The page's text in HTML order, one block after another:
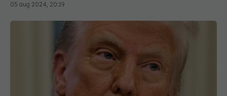
05 aug 2024, 20:19